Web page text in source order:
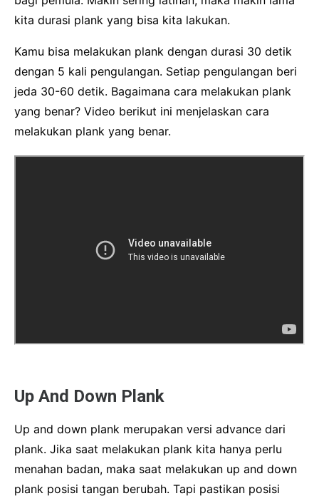
kita durasi plank yang bisa kita lakukan.
Kamu bisa melakukan plank dengan durasi 30 detik
dengan 5 kali pengulangan. Setiap pengulangan beri
jeda 30-60 detik. Bagaimana cara melakukan plank
yang benar? Video berikut ini menjelaskan cara
melakukan plank yang benar.
Up And Down Plank
Up and down plank merupakan versi advance dari
plank. Jika saat melakukan plank kita hanya perlu
menahan badan, maka saat melakukan up and down
plank posisi tangan berubah. Tapi pastikan posisi